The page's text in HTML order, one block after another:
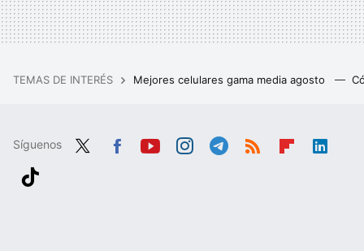
TEMAS DE INTERÉS Mejores celulares gama media agosto
Síguenos